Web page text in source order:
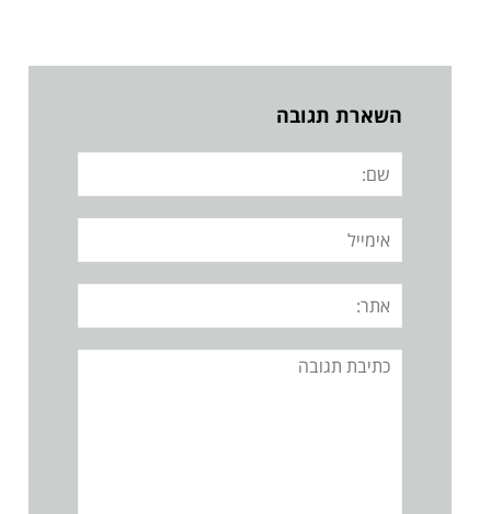
השארת תגובה
שם:
אימייל
אתר:
תגובה